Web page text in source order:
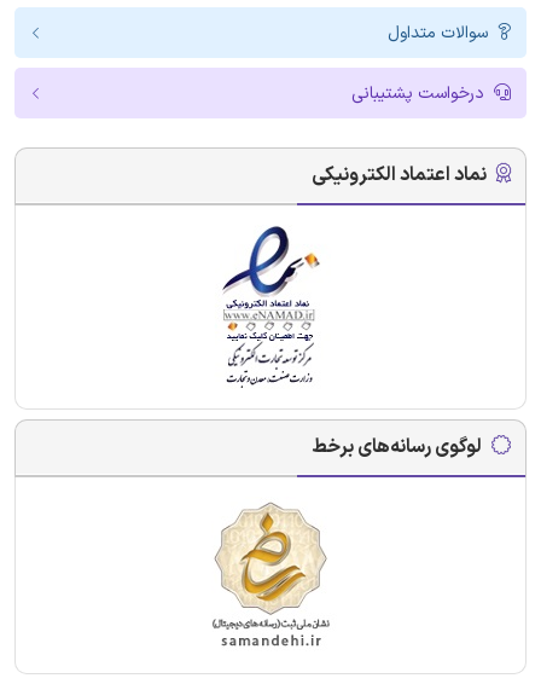
سوالات متداول
درخواست پشتیبانی
نماد اعتماد الکترونیکی
لوگوی رسانه‌های برخط